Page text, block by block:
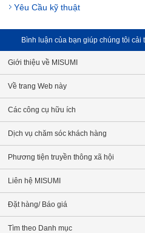
Yêu Cầu kỹ thuật
Bình luận của bạn giúp chúng tôi cải
Giới thiệu về MISUMI
Về trang Web này
Các công cụ hữu ích
Dịch vụ chăm sóc khách hàng
Phương tiện truyền thông xã hội
Liên hệ MISUMI
Đặt hàng/ Báo giá
Tìm theo Danh mục